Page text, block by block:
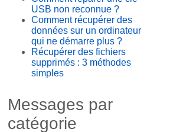
USB non reconnue ?
Comment récupérer des
données sur un ordinateur
qui ne démarre plus ?
Récupérer des fichiers
supprimés : 3 méthodes
simples
Messages par
catégorie